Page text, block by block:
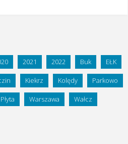
2021 2022 Buk EŁK
Kiekrz Kolędy Parkowo
Płyta Warszawa Wałcz